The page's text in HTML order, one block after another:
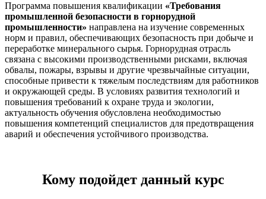
Программа повышения квалификации «Требования
промышленной безопасности в горнорудной
промышленности» направлена на изучение современных
норм и правил, обеспечивающих безопасность при добыче и
переработке минерального сырья. Горнорудная отрасль
связана с высокими производственными рисками, включая
обвалы, пожары, взрывы и другие чрезвычайные ситуации,
способные привести к тяжелым последствиям для работников
и окружающей среды. В условиях развития технологий и
повышения требований к охране труда и экологии,
актуальность обучения обусловлена необходимостью
повышения компетенций специалистов для предотвращения
аварий и обеспечения устойчивого производства.
​Кому подойдет данный курс